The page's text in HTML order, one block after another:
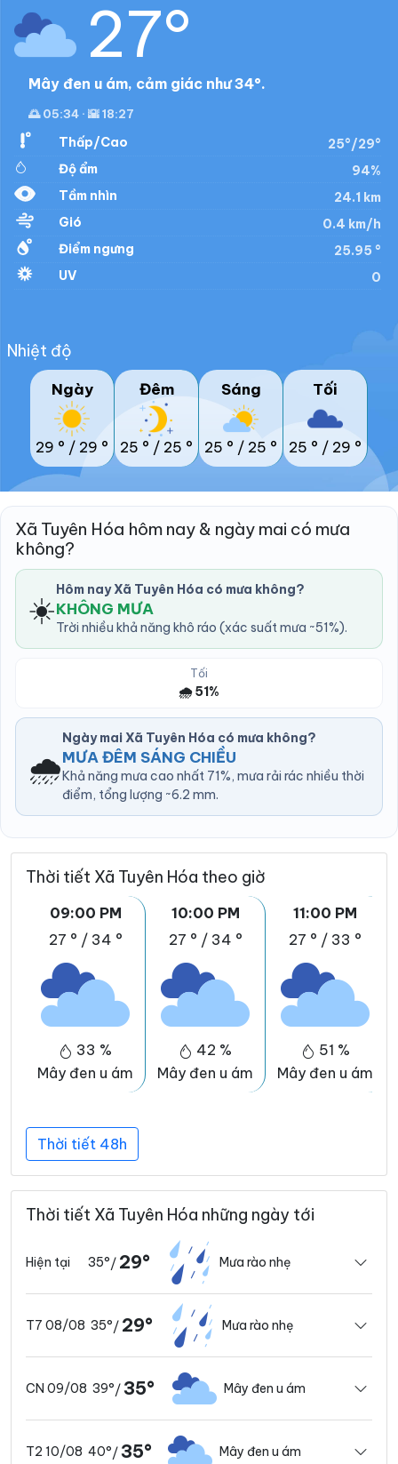
27°
Mây đen u ám, cảm giác như 34°.
🌅 05:34 · 🌇 18:27
Thấp/Cao
25°/29°
Độ ẩm
94%
Tầm nhìn
24.1 km
Gió
0.4 km/h
Điểm ngưng
25.95 °
UV
0
Nhiệt độ
Ngày
29 ° / 29 °
Đêm
25 ° / 25 °
Sáng
25 ° / 25 °
Tối
25 ° / 29 °
Xã Tuyên Hóa hôm nay & ngày mai có mưa
không?
☀️ Hôm nay Xã Tuyên Hóa có mưa không?
KHÔNG MƯA
Trời nhiều khả năng khô ráo (xác suất mưa ~51%).
Tối
🌧️ 51%
🌧️
Ngày mai Xã Tuyên Hóa có mưa không?
MƯA ĐÊM SÁNG CHIỀU
Khả năng mưa cao nhất 71%, mưa rải rác nhiều thời
điểm, tổng lượng ~6.2 mm.
Thời tiết Xã Tuyên Hóa theo giờ
09:00 PM
27 ° / 34 °
33 %
Mây đen u ám
10:00 PM
27 ° / 34 °
42 %
Mây đen u ám
11:00 PM
27 ° / 33 °
51 %
Mây đen u ám
Thời tiết 48h
Thời tiết Xã Tuyên Hóa những ngày tới
Hiện tại 35°/ 29° Mưa rào nhẹ
T7 08/08 35°/ 29° Mưa rào nhẹ
CN 09/08 39°/ 35° Mây đen u ám
T2 10/08 40°/ 35° Mây đen u ám